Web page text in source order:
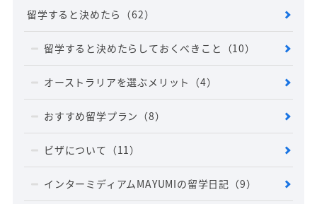
留学すると決めたら （62）
留学すると決めたらしておくべきこと （10）
オーストラリアを選ぶメリット （4）
おすすめ留学プラン （8）
ビザについて （11）
インターミディアムMAYUMIの留学日記 （9）